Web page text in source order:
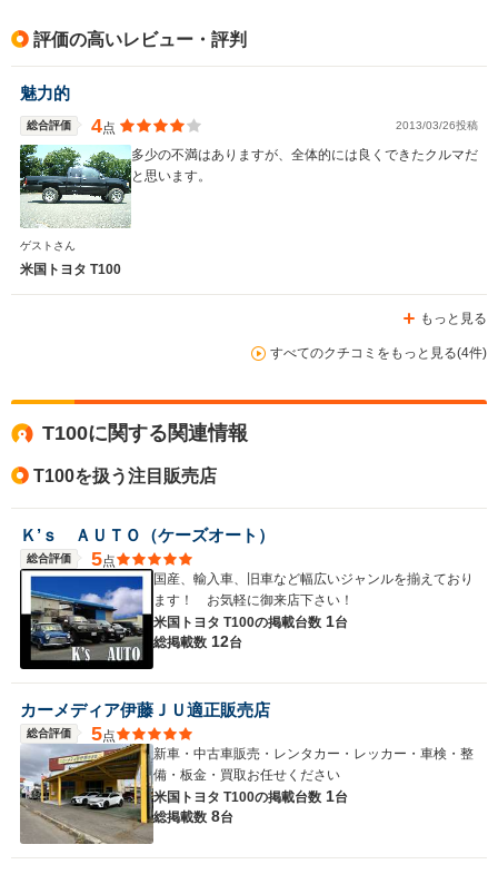
評価の高いレビュー・評判
魅力的
総合評価 4点 2013/03/26投稿
多少の不満はありますが、全体的には良くできたクルマだ
と思います。
ゲストさん
米国トヨタ T100
もっと見る
すべてのクチコミをもっと見る(4件)
T100に関する関連情報
T100を扱う注目販売店
Ｋ’ｓ ＡＵＴＯ（ケーズオート）
総合評価 5点
国産、輸入車、旧車など幅広いジャンルを揃えており
ます！ お気軽に御来店下さい！
米国トヨタ T100の掲載台数 1台
総掲載数 12台
カーメディア伊藤ＪＵ適正販売店
総合評価 5点
新車・中古車販売・レンタカー・レッカー・車検・整
備・板金・買取お任せください
米国トヨタ T100の掲載台数 1台
総掲載数 8台